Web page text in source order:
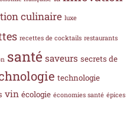
culinaire luxe
recettes de cocktails restaurants
santé saveurs secrets de
technologie
vin écologie économies santé épices